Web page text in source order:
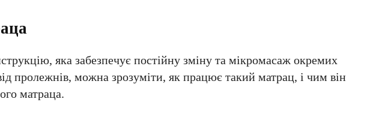
яка забезпечує постійну зміну та мікромасаж окремих
пролежнів, можна зрозуміти, як працює такий матрац, і чим він
матраца.